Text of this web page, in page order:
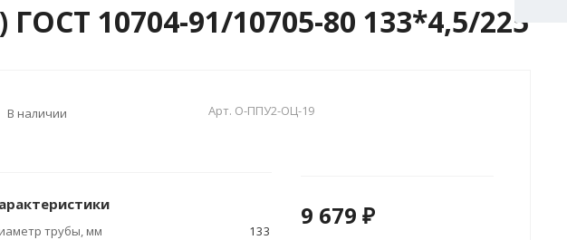
10704-91/10705-80 133*4,5/225
В наличии Арт. О-ППУ2-ОЦ-19
трубы, мм
133
9 679 ₽